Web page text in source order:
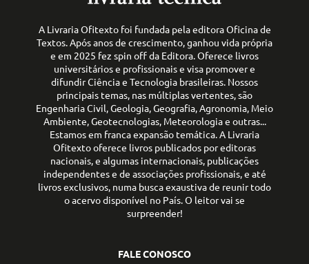
A Livraria Ofitexto foi fundada pela editora Oficina de
Textos. Após anos de crescimento, ganhou vida própria
e em 2025 fez spin off da Editora. Oferece livros
universitários e profissionais e visa promover e
difundir Ciência e Tecnologia brasileiras. Nossos
principais temas, nas múltiplas vertentes, são
Engenharia Civil, Geologia, Geografia, Agronomia, Meio
Ambiente, Geotecnologias, Meteorologia e outras...
Estamos em franca expansão temática. A Livraria
Ofitexto oferece livros publicados por editoras
nacionais, e algumas internacionais, publicações
independentes e de associações profissionais, e até
livros exclusivos, numa busca exaustiva de reunir todo
o acervo disponível no País. O leitor vai se
surpreender!
FALE CONOSCO